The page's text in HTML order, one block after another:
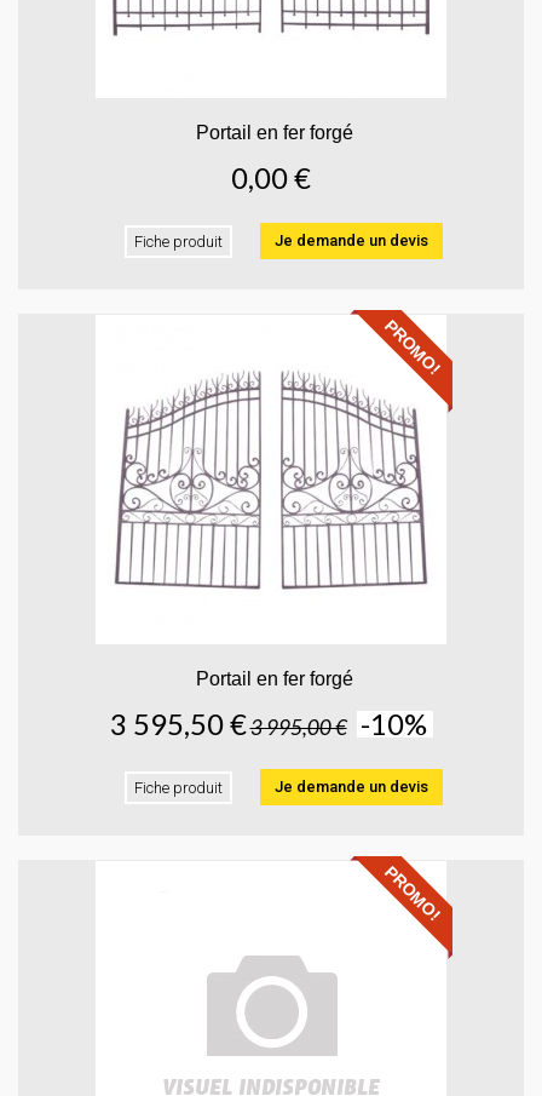
Portail en fer forgé
0,00 €
Fiche produit Je demande un devis
PROMO!
Portail en fer forgé
3 595,50 €3 995,00 € -10%
Fiche produit Je demande un devis
PROMO!